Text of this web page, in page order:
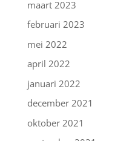
maart 2023
februari 2023
mei 2022
april 2022
januari 2022
december 2021
oktober 2021